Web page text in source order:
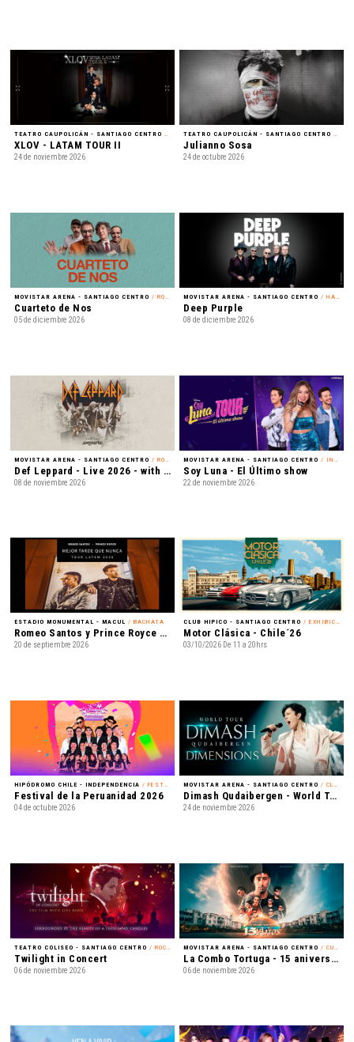
TEATRO CAUPOLICÁN - SANTIAGO CENTRO
XLOV - LATAM TOUR II
24 de noviembre 2026
TEATRO CAUPOLICÁN - SANTIAGO CENTRO
Julianno Sosa
24 de octubre 2026
MOVISTAR ARENA - SANTIAGO CENTRO / ROCK
Cuarteto de Nos
05 de diciembre 2026
MOVISTAR ARENA - SANTIAGO CENTRO / HARD ROCK
Deep Purple
08 de diciembre 2026
MOVISTAR ARENA - SANTIAGO CENTRO / ROCK
Def Leppard - Live 2026 - with Special Guest Extreme
08 de noviembre 2026
MOVISTAR ARENA - SANTIAGO CENTRO / INFANTIL
Soy Luna - El Último show
22 de noviembre 2026
ESTADIO MONUMENTAL - MACUL / BACHATA
Romeo Santos y Prince Royce - Mejor Tarde que Nunca
20 de septiembre 2026
CLUB HIPICO - SANTIAGO CENTRO / EXHIBICIÓN
Motor Clásica - Chile´26
03/10/2026 De 11 a 20hrs
HIPÓDROMO CHILE - INDEPENDENCIA / FESTIVAL
Festival de la Peruanidad 2026
04 de octubre 2026
MOVISTAR ARENA - SANTIAGO CENTRO / CLASSICAL CROSSOVER
Dimash Qudaibergen - World Tour: Dimensions
24 de noviembre 2026
TEATRO COLISEO - SANTIAGO CENTRO / ROCK ALTERNATIVO
Twilight in Concert
06 de noviembre 2026
MOVISTAR ARENA - SANTIAGO CENTRO / CUMBIA
La Combo Tortuga - 15 aniversario
06 de noviembre 2026